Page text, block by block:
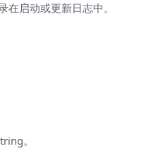
启动或更新日志中。
。